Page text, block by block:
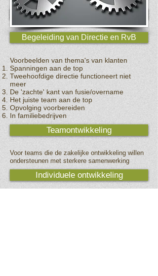
Individuele ontwikkeling
Begeleiding van Directie en RvB
Voorbeelden van thema's van klanten
Spanningen aan de top
Tweehoofdige directie functioneert niet
meer
De 'zachte' kant van fusie/overname
Het juiste team aan de top
Opvolging voorbereiden
In familiebedrijven
Teamontwikkeling
Voor teams die de zakelijke ontwikkeling willen
ondersteunen met sterkere samenwerking
Individuele ontwikkeling